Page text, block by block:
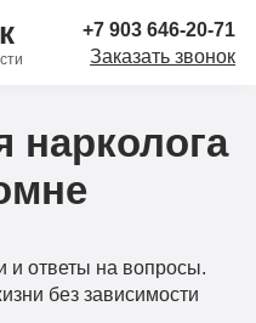
+7 903 646-20-71
Заказать звонок
нарколога
и ответы на вопросы.
без зависимости